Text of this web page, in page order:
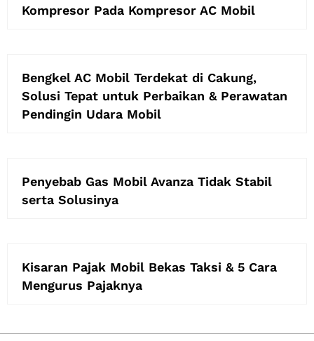
Kompresor Pada Kompresor AC Mobil
Bengkel AC Mobil Terdekat di Cakung,
Solusi Tepat untuk Perbaikan & Perawatan
Pendingin Udara Mobil
Penyebab Gas Mobil Avanza Tidak Stabil
serta Solusinya
Kisaran Pajak Mobil Bekas Taksi & 5 Cara
Mengurus Pajaknya